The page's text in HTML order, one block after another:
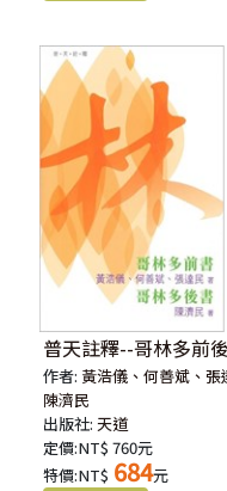
普天註釋--哥林多前
作者: 黃浩儀、何善斌、張
陳濟民
出版社:天道
定價:NT$ 760元
特價:NT$ 684元